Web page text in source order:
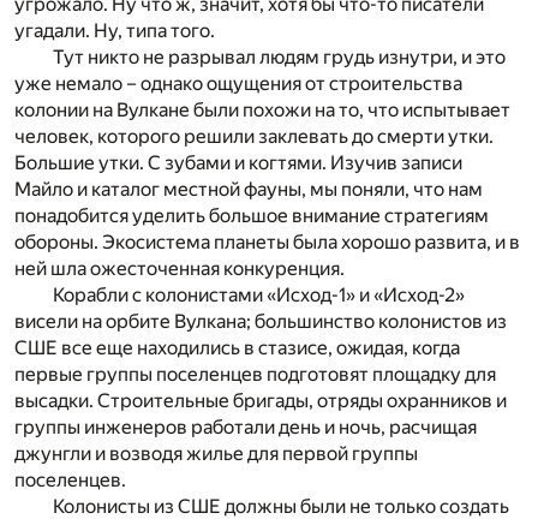
угадали. Ну, типа того.
Тут никто не разрывал людям грудь изнутри, и это
уже немало – однако ощущения от строительства
колонии на Вулкане были похожи на то, что испытывает
человек, которого решили заклевать до смерти утки.
Большие утки. С зубами и когтями. Изучив записи
Майло и каталог местной фауны, мы поняли, что нам
понадобится уделить большое внимание стратегиям
обороны. Экосистема планеты была хорошо развита, и в
ней шла ожесточенная конкуренция.
Корабли с колонистами «Исход-1» и «Исход-2»
висели на орбите Вулкана; большинство колонистов из
СШЕ все еще находились в стазисе, ожидая, когда
первые группы поселенцев подготовят площадку для
высадки. Строительные бригады, отряды охранников и
группы инженеров работали день и ночь, расчищая
джунгли и возводя жилье для первой группы
поселенцев.
Колонисты из СШЕ должны были не только создать